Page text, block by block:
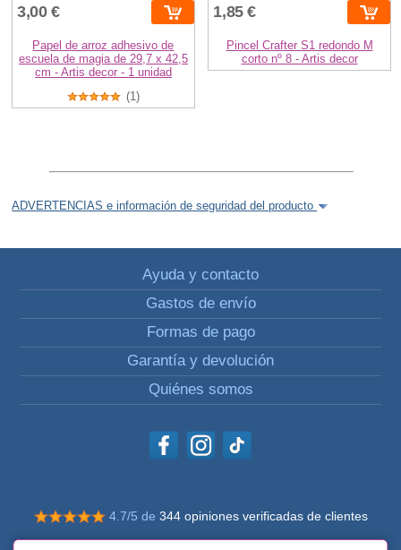
3,00 €
Papel de arroz adhesivo de
escuela de magia de 29,7 x 42,5
cm - Artis decor - 1 unidad
(1)
1,85 €
Pincel Crafter S1 redondo M
corto nº 8 - Artis decor
ADVERTENCIAS e información de seguridad del producto
Ayuda y contacto
Gastos de envío
Formas de pago
Garantía y devolución
Quiénes somos
4.7/5 de 344 opiniones verificadas de clientes